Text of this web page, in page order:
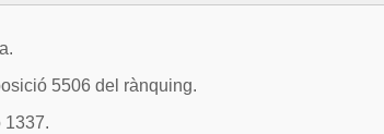
5506 del rànquing.
1337.